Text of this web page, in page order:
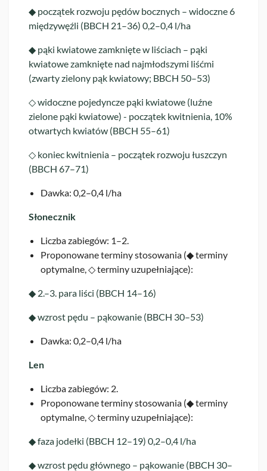
◆ początek rozwoju pędów bocznych – widoczne 6
międzywęźli (BBCH 21–36) 0,2–0,4 l/ha
◆ pąki kwiatowe zamknięte w liściach – pąki
kwiatowe zamknięte nad najmłodszymi liśćmi
(zwarty zielony pąk kwiatowy; BBCH 50–53)
◇ widoczne pojedyncze pąki kwiatowe (luźne
zielone pąki kwiatowe) - początek kwitnienia, 10%
otwartych kwiatów (BBCH 55–61)
◇ koniec kwitnienia – początek rozwoju łuszczyn
(BBCH 67–71)
Dawka: 0,2–0,4 l/ha
Słonecznik
Liczba zabiegów: 1–2.
Proponowane terminy stosowania (◆ terminy
optymalne, ◇ terminy uzupełniające):
◆ 2.–3. para liści (BBCH 14–16)
◆ wzrost pędu – pąkowanie (BBCH 30–53)
Dawka: 0,2–0,4 l/ha
Len
Liczba zabiegów: 2.
Proponowane terminy stosowania (◆ terminy
optymalne, ◇ terminy uzupełniające):
◆ faza jodełki (BBCH 12–19) 0,2–0,4 l/ha
◆ wzrost pędu głównego – pąkowanie (BBCH 30–